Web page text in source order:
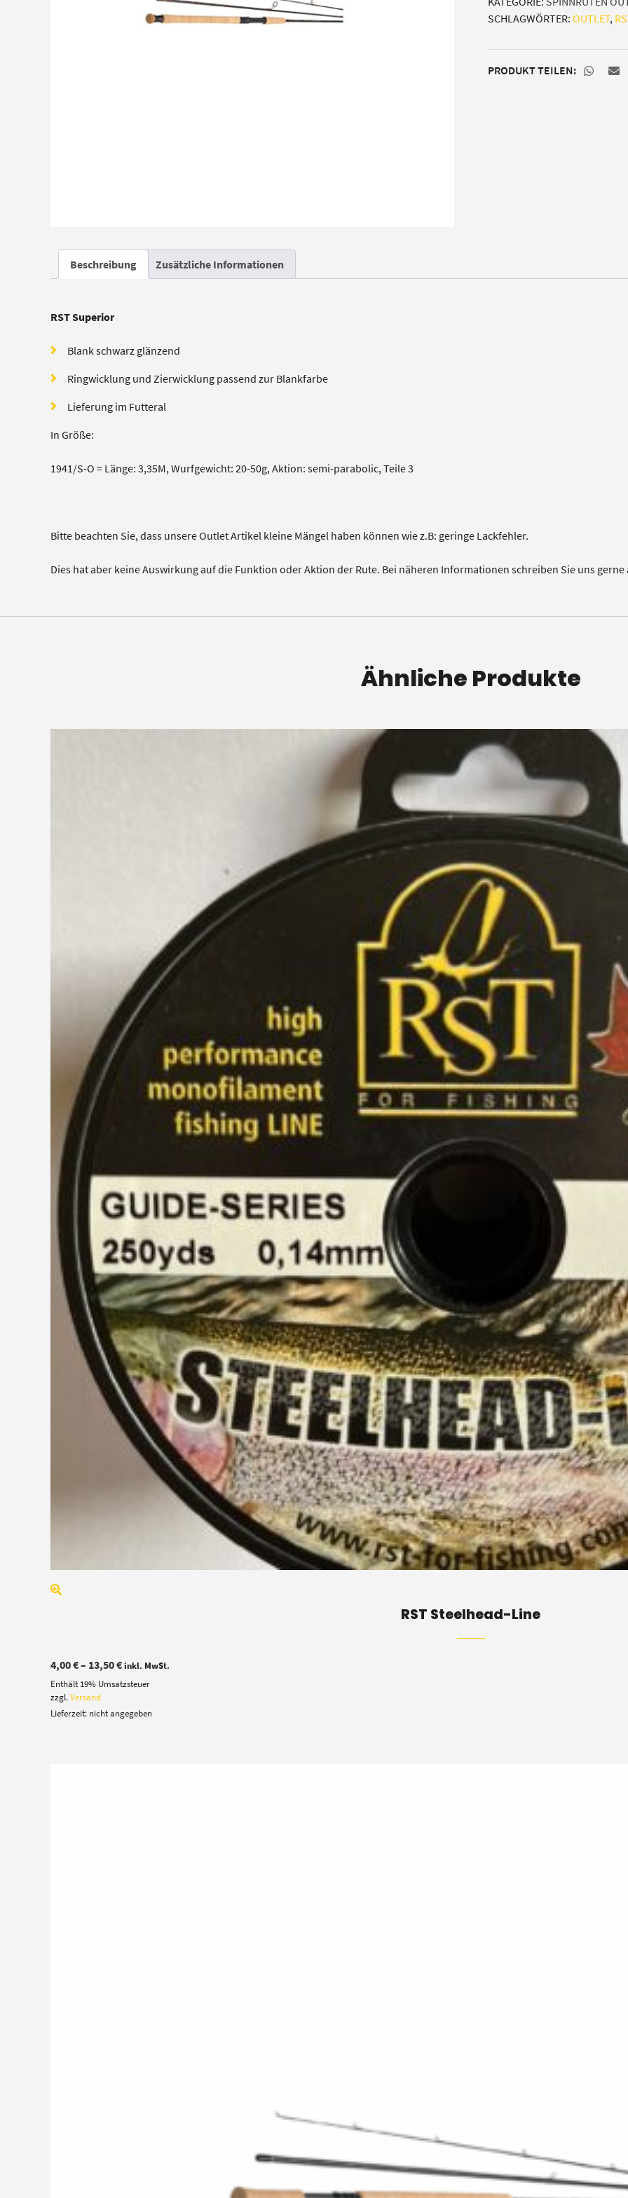
SCHLAGWÖRTER: OUTLET,
PRODUKT TEILEN:
Beschreibung Zusätzliche Informationen
RST Superior
Blank schwarz glänzend
Ringwicklung und Zierwicklung passend zur Blankfarbe
Lieferung im Futteral
In Größe:
1941/S-O = Länge: 3,35M, Wurfgewicht: 20-50g, Aktion: semi-parabolic, Teile 3
Bitte beachten Sie, dass unsere Outlet Artikel kleine Mängel haben können wie z.B: geringe Lackfehler.
Dies hat aber keine Auswirkung auf die Funktion oder Aktion der Rute. Bei näheren Informationen schreiben Sie uns gerne
Ähnliche Produkte
RST Steelhead-Line
4,00€– 13,50€Preisspanne:
bis
inkl. MwSt.
Enthält 19% Umsatzsteuer
zzgl.Versand
Lieferzeit: nicht angegeben